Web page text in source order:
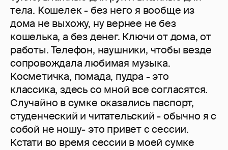
тела. Кошелек - без него я вообще из
дома не выхожу, ну вернее не без
кошелька, а без денег. Ключи от дома, от
работы. Телефон, наушники, чтобы везде
сопровождала любимая музыка.
Косметичка, помада, пудра - это
классика, здесь со мной все согласятся.
Случайно в сумке оказались паспорт,
студенческий и читательский - обычно я с
собой не ношу- это привет с сессии.
Кстати во время сессии в моей сумке